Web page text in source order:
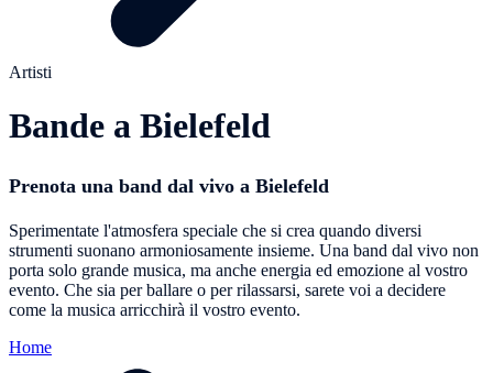
Artisti
Bande a Bielefeld
Prenota una band dal vivo a Bielefeld
Sperimentate l'atmosfera speciale che si crea quando diversi
strumenti suonano armoniosamente insieme. Una band dal vivo non
porta solo grande musica, ma anche energia ed emozione al vostro
evento. Che sia per ballare o per rilassarsi, sarete voi a decidere
come la musica arricchirà il vostro evento.
Home